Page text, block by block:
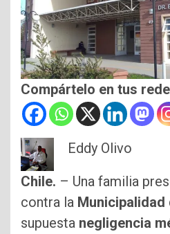
Compártelo en tus
Eddy Olivo
Chile. – Una familia
contra la Municipalidad
supuesta negligencia